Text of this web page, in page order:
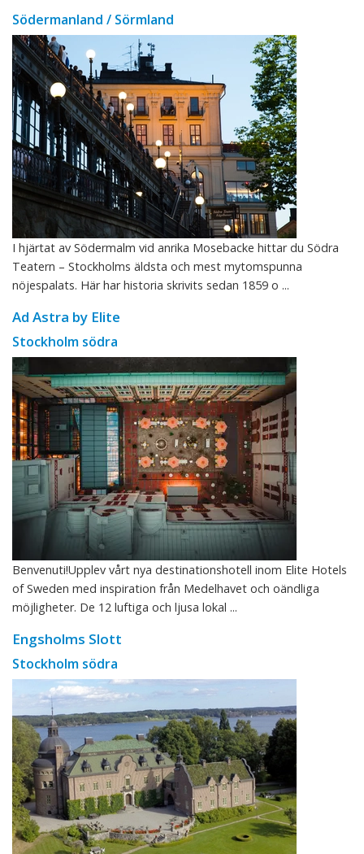
Södermanland / Sörmland
I hjärtat av Södermalm vid anrika Mosebacke hittar du Södra
Teatern – Stockholms äldsta och mest mytomspunna
nöjespalats. Här har historia skrivits sedan 1859 o ...
Ad Astra by Elite
Stockholm södra
Benvenuti!Upplev vårt nya destinationshotell inom Elite Hotels
of Sweden med inspiration från Medelhavet och oändliga
möjligheter. De 12 luftiga och ljusa lokal ...
Engsholms Slott
Stockholm södra